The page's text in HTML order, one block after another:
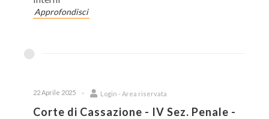
Approfondisci
22 Aprile 2025 Login - Area riservata
Corte di Cassazione - IV Sez. Penale -